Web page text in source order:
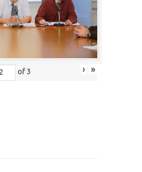
of 3 › »